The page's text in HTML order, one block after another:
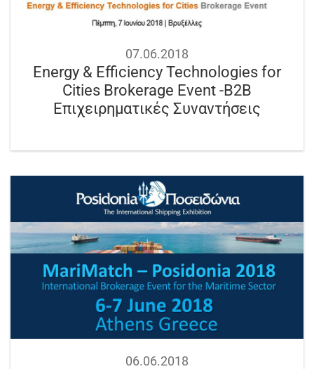
07.06.2018
Energy & Efficiency Technologies for
Cities Brokerage Event -B2B
Επιχειρηματικές Συναντήσεις
06.06.2018